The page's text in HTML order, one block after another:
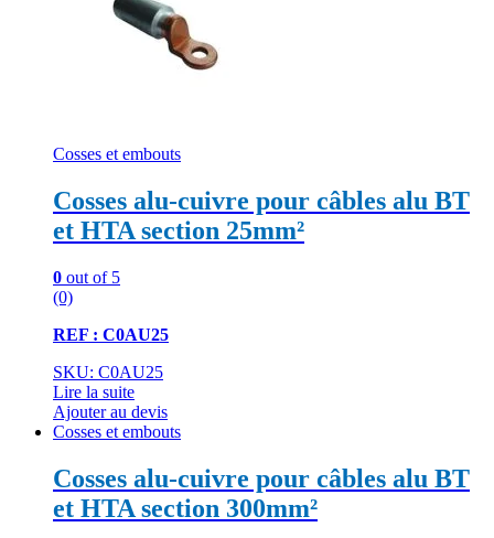
Cosses et embouts
Cosses alu-cuivre pour câbles alu BT
et HTA section 25mm²
0 out of 5
(0)
REF : C0AU25
SKU: C0AU25
Lire la suite
Ajouter au devis
Cosses et embouts
Cosses alu-cuivre pour câbles alu BT
et HTA section 300mm²